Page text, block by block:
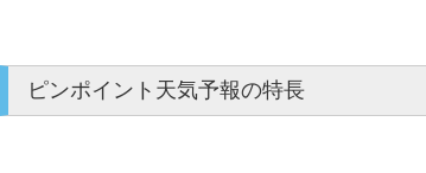
ピンポイント天気予報の特長